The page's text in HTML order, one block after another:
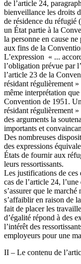
de l’article 24,
bienveillance les droits
de résidence du réfugié
un État partie à la
la personne en cause
aux fins de la
L’expression « ...
l’obligation prévue par
l’article 23 de la
résidant régulièrement
même interprétation
Convention de 1951.
résidant régulièrement »
des arguments la
importants et
Des nombreuses
des expressions
États de fournir aux
leurs ressortissants.
Les justifications de ces
cas de l’article 24,
s’assurer que le
s’affaiblir en raison de
fait de placer les
d’égalité répond à des
l’intérêt des
employeurs pour une
II – Le contenu de